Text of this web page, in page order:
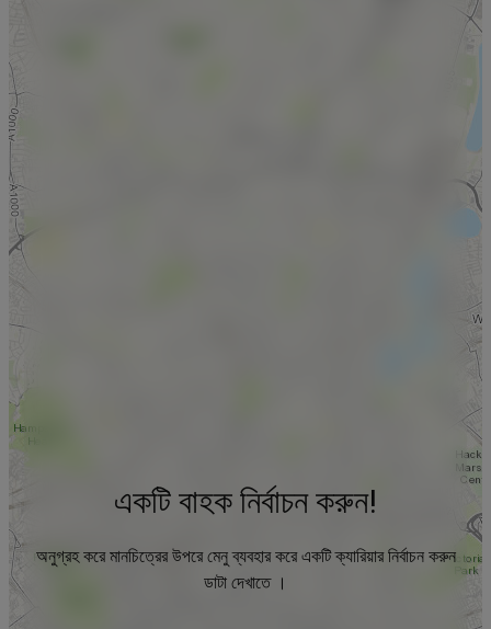
একটি বাহক নির্বাচন করুন!
অনুগ্রহ করে মানচিত্রের উপরে মেনু ব্যবহার করে একটি ক্যারিয়ার নির্বাচন করুন
ডাটা দেখাতে ।